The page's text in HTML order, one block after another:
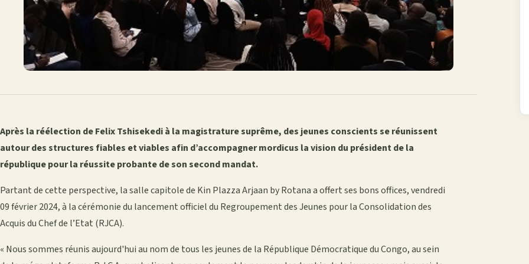
Après la réélection de Felix Tshisekedi à la magistrature suprême, des jeunes conscients se réunissent
autour des structures fiables et viables afin d’accompagner mordicus la vision du président de la
république pour la réussite probante de son second mandat.
Partant de cette perspective, la salle capitole de Kin Plazza Arjaan by Rotana a offert ses bons offices, vendredi
09 février 2024, à la cérémonie du lancement officiel du Regroupement des Jeunes pour la Consolidation des
Acquis du Chef de l’Etat (RJCA).
« Nous sommes réunis aujourd'hui au nom de tous les jeunes de la République Démocratique du Congo, au sein